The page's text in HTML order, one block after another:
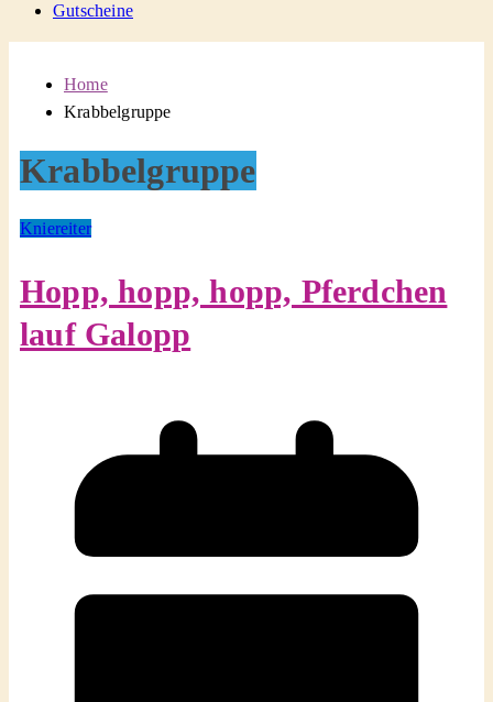
Gutscheine
Home
Krabbelgruppe
Krabbelgruppe
Kniereiter
Hopp, hopp, hopp, Pferdchen
lauf Galopp